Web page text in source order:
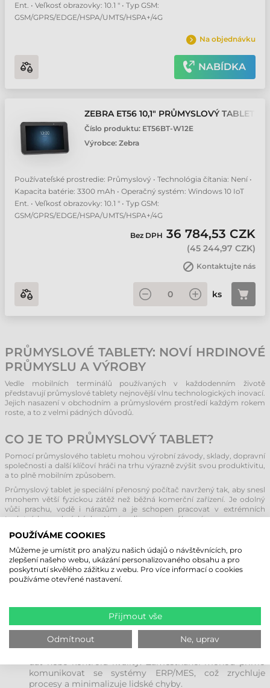
Ent. • Veľkosť obrazovky: 10.1 " • Typ GSM:
GSM/GPRS/EDGE/HSPA/UMTS/HSPA+/4G
Na objednávku
NABÍDKA
ZEBRA ET56 10,1" PRŮMYSLOVÝ TABLET
Číslo produktu: ET56BT-W12E
Výrobce: Zebra
Používateľské prostredie: Průmyslový • Technológia čítania: Není •
Kapacita batérie: 3300 mAh • Operačný systém: Windows 10 IoT
Ent. • Veľkosť obrazovky: 10.1 " • Typ GSM:
GSM/GPRS/EDGE/HSPA/UMTS/HSPA+/4G
Bez DPH 36 784,53 CZK
(45 244,97 CZK)
Kontaktujte nás
ks
PRŮMYSLOVÉ TABLETY: NOVÍ HRDINOVÉ
PRŮMYSLU A VÝROBY
Vedle mobilních terminálů používaných v každodenním životě
představují průmyslové tablety nejnovější vlnu technologických inovací.
Jejich nasazení v obchodním a průmyslovém prostředí každým rokem
roste, a to z velmi pádných důvodů.
CO JE TO PRŮMYSLOVÝ TABLET?
Pomocí průmyslového tabletu mohou výrobní závody, sklady, dopravní
společnosti a další klíčoví hráči na trhu výrazně zvýšit svou produktivitu,
a to plně mobilním způsobem.
Průmyslový tablet je speciální přenosný počítač navržený tak, aby snesl
mnohem větší fyzickou zátěž než běžná komerční zařízení. Je odolný
vůči prachu, vodě i nárazům a je schopen pracovat v extrémních
teplotních podmínkách. Navíc disponuje výkonným procesorem,
velkým úložným prostorem a pokročilými komunikačními
technologiemi, díky čemuž si poradí s jakoukoli výzvou v terénu i v
provozu.
OBLASTI POUŽITÍ PRŮMYSLOVÝCH
Průmyslové tablety přinášejí výhody v mnoha odvětvích, jako jsou
výroba, logistika, stavebnictví, zdravotnictví, maloobchod nebo
vzdělávání.
Výroba:Ve výrobních procesech se tablety používají
pro sledování stavu strojů, zaznamenávání technických
dat nebo kontrolu kvality. Zaměstnanci mohou přímo
komunikovat se systémy ERP/MES, což zrychluje
procesy a minimalizuje lidské chyby.
POUŽÍVÁME COOKIES
Můžeme je umístit pro analýzu našich údajů o návštěvnících, pro
zlepšení našeho webu, ukázání personalizovaného obsahu a pro
poskytnutí skvělého zážitku z webu. Pro více informací o cookies
používáme otevřené nastavení.
Přijmout vše
Odmítnout Ne, uprav